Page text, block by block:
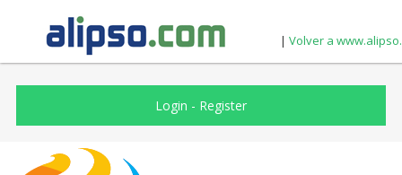
| Volver a
Login - Register